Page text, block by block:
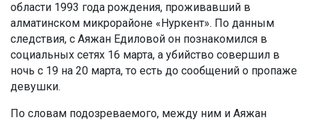
области 1993 года рождения, проживавший в
алматинском микрорайоне «Нуркент». По данным
следствия, с Аяжан Едиловой он познакомился в
социальных сетях 16 марта, а убийство совершил в
ночь с 19 на 20 марта, то есть до сообщений о пропаже
девушки.
По словам подозреваемого, между ним и Аяжан